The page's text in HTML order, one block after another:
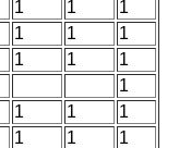
1 1
1
1 1
1
1 1
1
1
1 1
1
1 1
1